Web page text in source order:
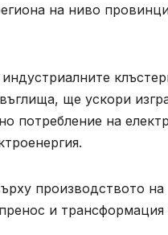
на ниво
ще ускори
потребление на
производството на
и трансформация